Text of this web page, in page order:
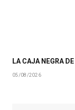
LA CAJA NEGRA
05/08/2026